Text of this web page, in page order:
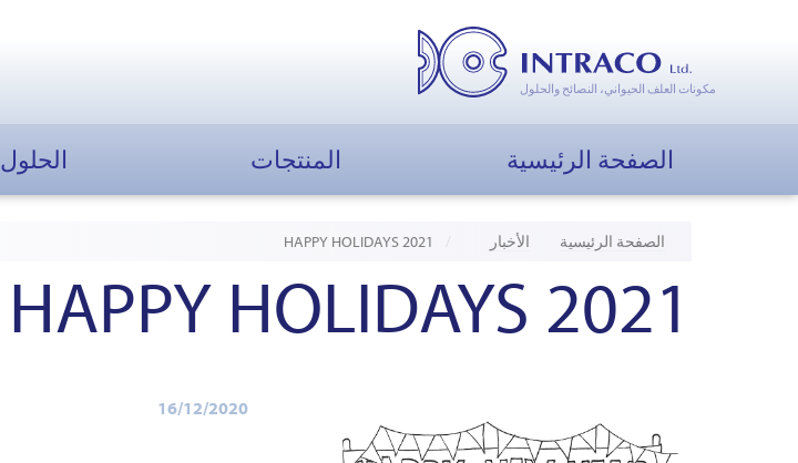
مكونات العلف الحيواني، النصائح والحلول
الصفحة الرئيسية المنتجات الحلول
الصفحة الرئيسية الأخبار HAPPY HOLIDAYS 2021
HAPPY HOLIDAYS 2021
16/12/2020